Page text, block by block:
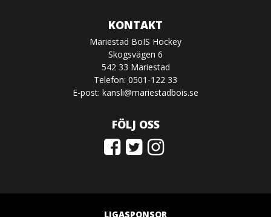
KONTAKT
Mariestad BoIS Hockey
Skogsvägen 6
542 33 Mariestad
Telefon: 0501-122 33
E-post: kansli@mariestadbois.se
FÖLJ OSS
LIGASPONSOR